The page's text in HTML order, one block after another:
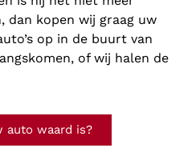
dan kopen wij graag uw
op in de buurt van
of wij halen de
auto waard is?